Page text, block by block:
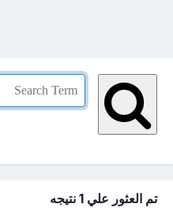
تم العثور علي 1 نتيجه